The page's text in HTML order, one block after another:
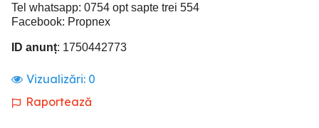
Tel whatsapp: 0754 opt sapte trei 554
Facebook: Propnex
ID anunț: 1750442773
Vizualizări: 0
Raportează